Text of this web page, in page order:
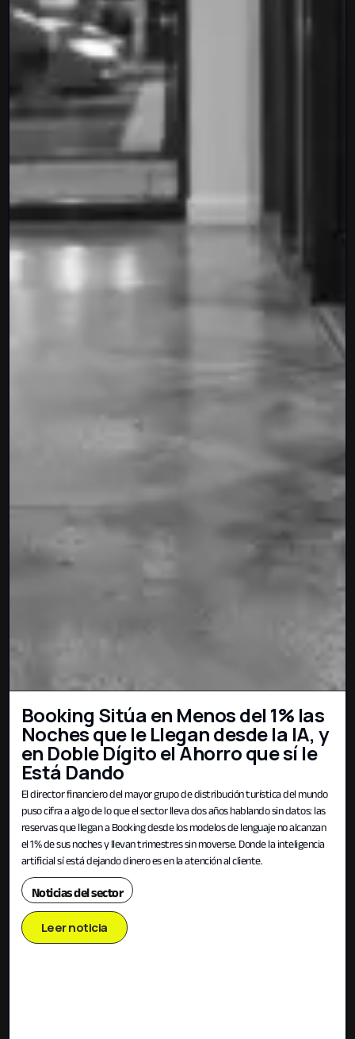
Booking Sitúa en Menos del 1% las
Noches que le Llegan desde la IA, y
en Doble Dígito el Ahorro que sí le
Está Dando
El director financiero del mayor grupo de distribución turística del mundo
puso cifra a algo de lo que el sector lleva dos años hablando sin datos: las
reservas que llegan a Booking desde los modelos de lenguaje no alcanzan
el 1% de sus noches y llevan trimestres sin moverse. Donde la inteligencia
artificial sí está dejando dinero es en la atención al cliente.
Noticias del sector
Leer noticia